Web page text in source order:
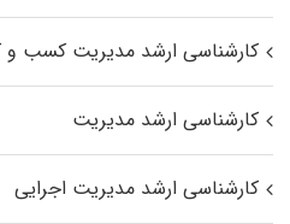
کارشناسی ارشد مدیریت کسب و
کارشناسی ارشد مدیریت
کارشناسی ارشد مدیریت اجرایی